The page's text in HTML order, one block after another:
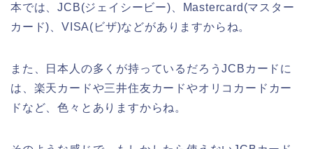
本では、JCB(ジェイシービー)、Mastercard(マスター
カード)、VISA(ビザ)などがありますからね。
また、日本人の多くが持っているだろうJCBカードに
は、楽天カードや三井住友カードやオリコカードカー
ドなど、色々とありますからね。